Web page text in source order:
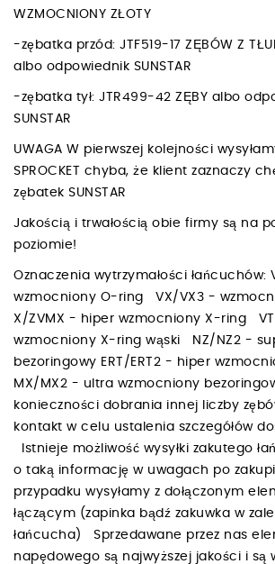
WZMOCNIONY ZŁOTY
-zębatka przód: JTF519-17 ZĘBÓW Z
albo odpowiednik SUNSTAR
-zębatka tył: JTR499-42 ZĘBY albo
SUNSTAR
UWAGA W pierwszej kolejności
SPROCKET chyba, że klient zaznaczy
zębatek SUNSTAR
Jakością i trwałością obie firmy są na
poziomie!
Oznaczenia wytrzymałości łańcuchów:
wzmocniony O-ring VX/VX3 -
X/ZVMX - hiper wzmocniony X-ring
wzmocniony X-ring wąski NZ/NZ2 -
bezoringowy ERT/ERT2 - hiper
MX/MX2 - ultra wzmocniony
konieczności dobrania innej liczby
kontakt w celu ustalenia szczegółów
Istnieje możliwość wysyłki zakutego
o taką informację w uwagach po
przypadku wysyłamy z dołączonym
łączącym (zapinka bądź zakuwka w
łańcucha) Sprzedawane przez nas
napędowego są najwyższej jakości i są